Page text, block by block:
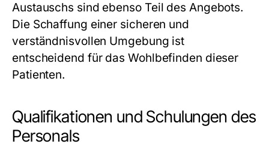
Austauschs sind ebenso Teil des Angebots.
Die Schaffung einer sicheren und
verständnisvollen Umgebung ist
entscheidend für das Wohlbefinden dieser
Patienten.
Qualifikationen und Schulungen des
Personals